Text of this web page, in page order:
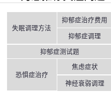
失眠调理方法
抑郁症治疗费用
抑郁症调理
抑郁症测试题
恐惧症治疗
焦虑症状
神经衰弱调理